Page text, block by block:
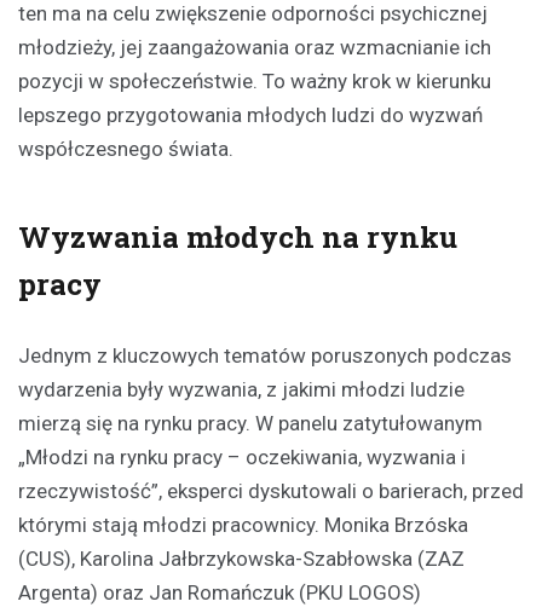
ten ma na celu zwiększenie odporności psychicznej
młodzieży, jej zaangażowania oraz wzmacnianie ich
pozycji w społeczeństwie. To ważny krok w kierunku
lepszego przygotowania młodych ludzi do wyzwań
współczesnego świata.
Wyzwania młodych na rynku
pracy
Jednym z kluczowych tematów poruszonych podczas
wydarzenia były wyzwania, z jakimi młodzi ludzie
mierzą się na rynku pracy. W panelu zatytułowanym
„Młodzi na rynku pracy – oczekiwania, wyzwania i
rzeczywistość”, eksperci dyskutowali o barierach, przed
którymi stają młodzi pracownicy. Monika Brzóska
(CUS), Karolina Jałbrzykowska-Szabłowska (ZAZ
Argenta) oraz Jan Romańczuk (PKU LOGOS)